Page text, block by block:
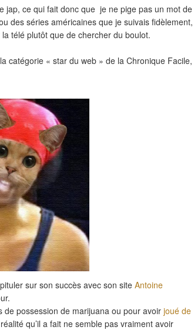
jap, ce qui fait donc que je ne pige pas un mot de
des séries américaines que je suivais fidèlement,
télé plutôt que de chercher du boulot.
catégorie « star du web » de la Chronique Facile,
sur son succès avec son siteAntoine
de possession de marijuana ou pour avoirjoué de
qu’il a fait ne semble pas vraiment avoir